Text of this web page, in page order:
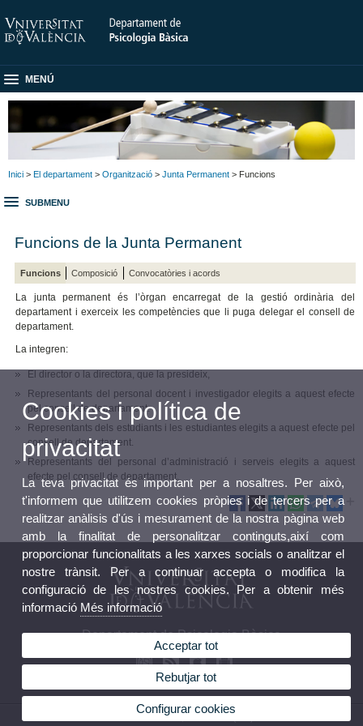
MENÚ
Inici > El departament > Organització > Junta Permanent > Funcions
SUBMENU
Funcions de la Junta Permanent
Funcions Composició Convocatòries i acords
La junta permanent és l’òrgan encarregat de la gestió ordinària del
departament i exerceix les competències que li puga delegar el consell de
departament.
La integren:
El director o la directora, que la presideix,
Representants del personal docent i investigador elegits a aquest efecte
pel consell de departament.
Representants dels estudiants i les estudiantes elegits a aquest efecte pel
consell de departament.
Representants del personal d’administració i serveis elegits a aquest
efecte pel consell de departament.
Departament de Psicologia Bàsica
© 2026 UV. - Av. Blasco Ibáñez, 21. Telèfon: (+34) 96 386 44 35
Cookies i política de
privacitat
La teva privacitat és important per a nosaltres. Per això,
t'informem que utilitzem cookies pròpies i de tercers per a
realitzar anàlisis d'ús i mesurament de la nostra pàgina web
amb la finalitat de personalitzar continguts,així com
proporcionar funcionalitats a les xarxes socials o analitzar el
nostre trànsit. Per a continuar accepta o modifica la
configuració de les nostres cookies. Per a obtenir més
informació Més informació
Acceptar tot
Rebutjar tot
Configurar cookies